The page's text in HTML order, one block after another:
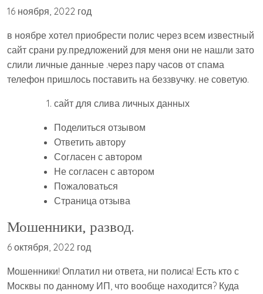
16 ноября, 2022 год
в ноябре хотел приобрести полис через всем известный
сайт срани ру.предложений для меня они не нашли зато
слили личные данные .через пару часов от спама
телефон пришлось поставить на беззвучку. не советую.
сайт для слива личных данных
Поделиться отзывом
Ответить автору
Согласен с автором
Не согласен с автором
Пожаловаться
Страница отзыва
Мошенники, развод.
6 октября, 2022 год
Мошенники! Оплатил ни ответа, ни полиса! Есть кто с
Москвы по данному ИП, что вообще находится? Куда